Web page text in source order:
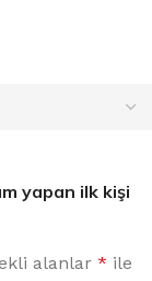
yapan ilk kişi
alanlar * ile